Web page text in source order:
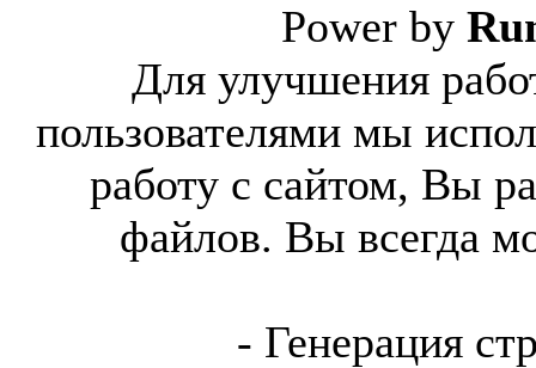
Power by
Для улучшения
пользователями мы
работу с сайтом, Вы
файлов. Вы всегда
- Генерация